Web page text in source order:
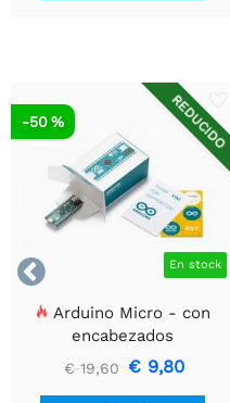

REDUCIDO
En stock
-50 %
Arduino Micro - con
encabezados
€ 19,60 € 9,80